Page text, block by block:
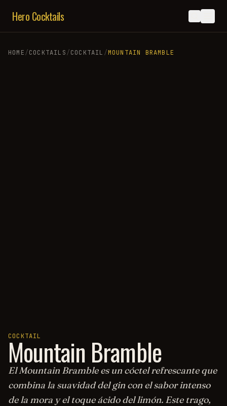
Hero Cocktails
HOME/COCKTAILS/COCKTAIL /MOUNTAIN BRAMBLE
COCKTAIL
Mountain Bramble
El Mountain Bramble es un cóctel refrescante que
combina la suavidad del gin con el sabor intenso
de la mora y el toque ácido del limón. Este trago,